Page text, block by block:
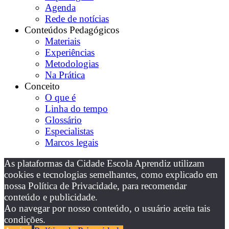
Agenda
Rede de notícias
Conteúdos Pedagógicos
Materiais
Experiências
Metodologias
Na Prática
Conceito
O que é
Linha do tempo
Glossário
Especialistas
Marcos legais
As plataformas da Cidade Escola Aprendiz utilizam
cookies e tecnologias semelhantes, como explicado em
nossa Política de Privacidade, para recomendar
conteúdo e publicidade.
Ao navegar por nosso conteúdo, o usuário aceita tais
condições.